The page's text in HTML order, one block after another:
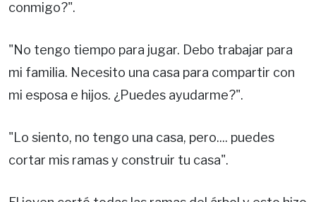
conmigo?".
"No tengo tiempo para jugar. Debo trabajar para
mi familia. Necesito una casa para compartir con
mi esposa e hijos. ¿Puedes ayudarme?".
"Lo siento, no tengo una casa, pero.... puedes
cortar mis ramas y construir tu casa".